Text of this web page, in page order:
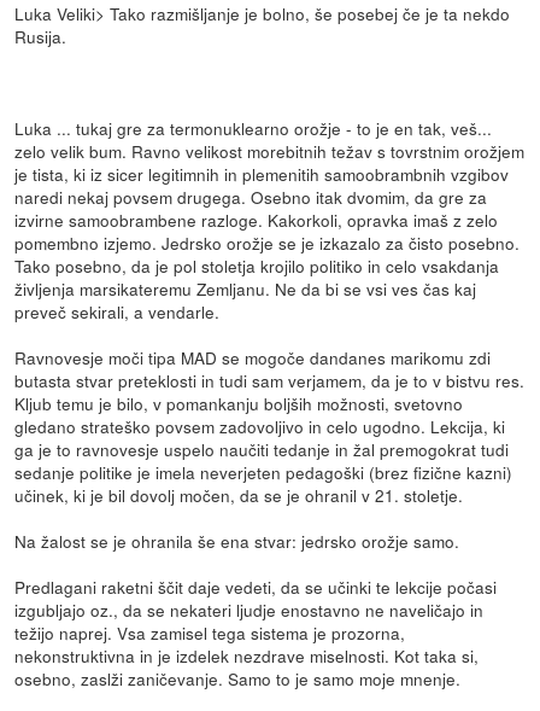
Luka Veliki> Tako razmišljanje je bolno, še posebej če je ta nekdo
Rusija.
Luka ... tukaj gre za termonuklearno orožje - to je en tak, veš...
zelo velik bum. Ravno velikost morebitnih težav s tovrstnim orožjem
je tista, ki iz sicer legitimnih in plemenitih samoobrambnih vzgibov
naredi nekaj povsem drugega. Osebno itak dvomim, da gre za
izvirne samoobrambene razloge. Kakorkoli, opravka imaš z zelo
pomembno izjemo. Jedrsko orožje se je izkazalo za čisto posebno.
Tako posebno, da je pol stoletja krojilo politiko in celo vsakdanja
življenja marsikateremu Zemljanu. Ne da bi se vsi ves čas kaj
preveč sekirali, a vendarle.
Ravnovesje moči tipa MAD se mogoče dandanes marikomu zdi
butasta stvar preteklosti in tudi sam verjamem, da je to v bistvu res.
Kljub temu je bilo, v pomankanju boljših možnosti, svetovno
gledano strateško povsem zadovoljivo in celo ugodno. Lekcija, ki
ga je to ravnovesje uspelo naučiti tedanje in žal premogokrat tudi
sedanje politike je imela neverjeten pedagoški (brez fizične kazni)
učinek, ki je bil dovolj močen, da se je ohranil v 21. stoletje.
Na žalost se je ohranila še ena stvar: jedrsko orožje samo.
Predlagani raketni ščit daje vedeti, da se učinki te lekcije počasi
izgubljajo oz., da se nekateri ljudje enostavno ne naveličajo in
težijo naprej. Vsa zamisel tega sistema je prozorna,
nekonstruktivna in je izdelek nezdrave miselnosti. Kot taka si,
osebno, zaslži zaničevanje. Samo to je samo moje mnenje.